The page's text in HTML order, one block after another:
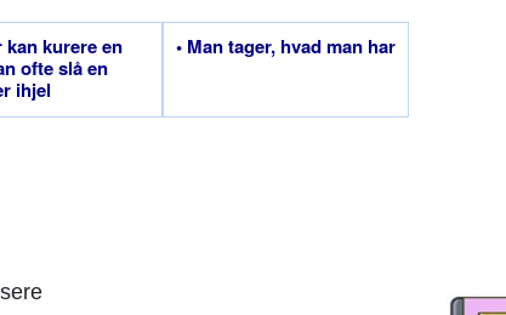
kan kurere en
ofte slå en
ihjel
• Man tager, hvad man har